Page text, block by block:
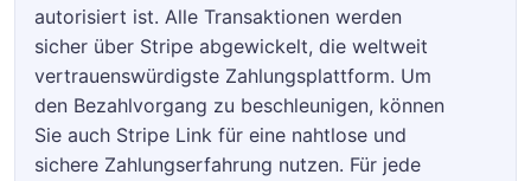
autorisiert ist. Alle Transaktionen werden
sicher über Stripe abgewickelt, die weltweit
vertrauenswürdigste Zahlungsplattform. Um
den Bezahlvorgang zu beschleunigen, können
Sie auch Stripe Link für eine nahtlose und
sichere Zahlungserfahrung nutzen. Für jede